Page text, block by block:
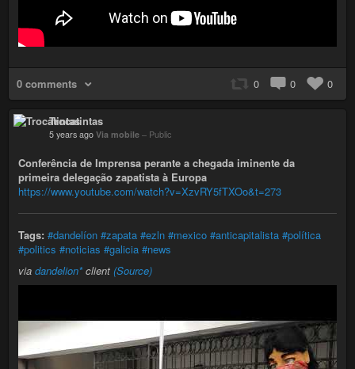
0 comments 0 0 0
Trocatintas
5 years ago Via mobile – Public
Conferência de Imprensa perante a chegada iminente da
primeira delegação zapatista à Europa
https://www.youtube.com/watch?v=XzvRY5fTXOo&t=273
Tags: #dandelíon #zapata #ezln #mexico #anticapitalista #política
#politics #noticias #galicia #news
via dandelion*client (Source)